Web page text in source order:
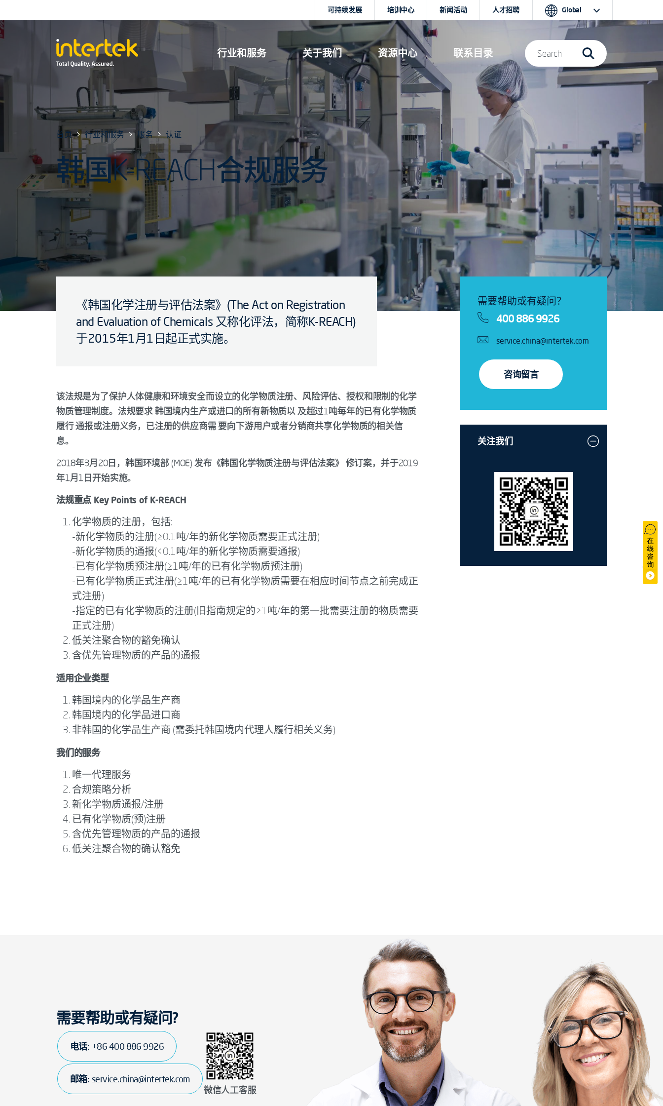
行业和服务 关于我们 资源中心 联系目录
可持续发展 培训中心 新闻活动 人才招聘 Global
Search
首页 行业和服务 服务 认证
韩国K-REACH合规服务
《韩国化学注册与评估法案》(The Act on Registration
and Evaluation of Chemicals 又称化评法，简称K-REACH)
于2015年1月1日起正式实施。
该法规是为了保护人体健康和环境安全而设立的化学物质注册、风险评估、授权和限制的化学
物质管理制度。法规要求 韩国境内生产或进口的所有新物质以 及超过1吨每年的已有化学物质
履行 通报或注册义务，已注册的供应商需 要向下游用户或者分销商共享化学物质的相关信
息。
2018年3月20日，韩国环境部 (MOE) 发布《韩国化学物质注册与评估法案》 修订案，并于2019
年1月1日开始实施。
法规重点 Key Points of K-REACH
化学物质的注册，包括:
-新化学物质的注册(≥0.1吨/年的新化学物质需要正式注册)
-新化学物质的通报(<0.1吨/年的新化学物质需要通报)
-已有化学物质预注册(≥1吨/年的已有化学物质预注册)
-已有化学物质正式注册(≥1吨/年的已有化学物质需要在相应时间节点之前完成正
式注册)
-指定的已有化学物质的注册(旧指南规定的≥1吨/年的第一批需要注册的物质需要
正式注册)
低关注聚合物的豁免确认
含优先管理物质的产品的通报
适用企业类型
韩国境内的化学品生产商
韩国境内的化学品进口商
非韩国的化学品生产商 (需委托韩国境内代理人履行相关义务)
我们的服务
唯一代理服务
合规策略分析
新化学物质通报/注册
已有化学物质(预)注册
含优先管理物质的产品的通报
低关注聚合物的确认豁免
需要帮助或有疑问？
400 886 9926
service.china@intertek.com
咨询留言
关注我们
需要帮助或有疑问?
电话: +86 400 886 9926
邮箱: service.china@intertek.com
微信人工客服